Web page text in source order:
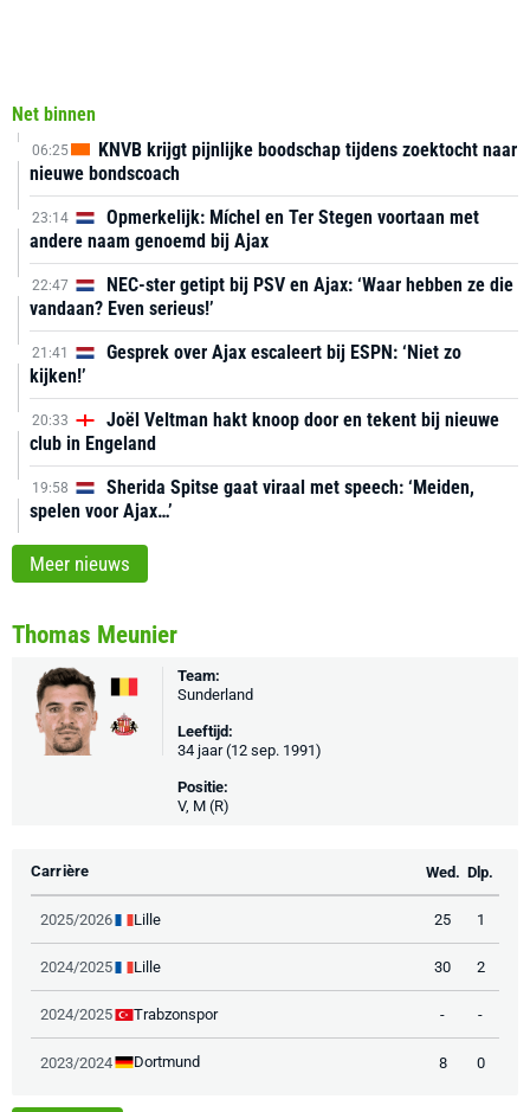
Net binnen
06:25
KNVB krijgt pijnlijke boodschap tijdens zoektocht naar
nieuwe bondscoach
23:14
Opmerkelijk: Míchel en Ter Stegen voortaan met
andere naam genoemd bij Ajax
22:47
NEC-ster getipt bij PSV en Ajax: ‘Waar hebben ze die
vandaan? Even serieus!’
21:41
Gesprek over Ajax escaleert bij ESPN: ‘Niet zo
kijken!’
20:33
Joël Veltman hakt knoop door en tekent bij nieuwe
club in Engeland
19:58
Sherida Spitse gaat viraal met speech: ‘Meiden,
spelen voor Ajax…’
Meer nieuws
Thomas Meunier
Team:
Sunderland
Leeftijd:
34 jaar (12 sep. 1991)
Positie:
V, M (R)
Carrière Wed. Dlp.
2025/2026 Lille 25 1
2024/2025 Lille 30 2
2024/2025 Trabzonspor - -
2023/2024 Dortmund 8 0